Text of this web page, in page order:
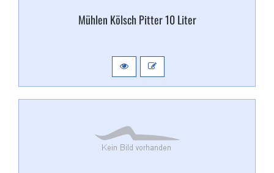
Mühlen Kölsch Pitter 10 Liter